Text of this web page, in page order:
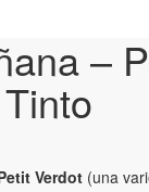
–
Verdot (una